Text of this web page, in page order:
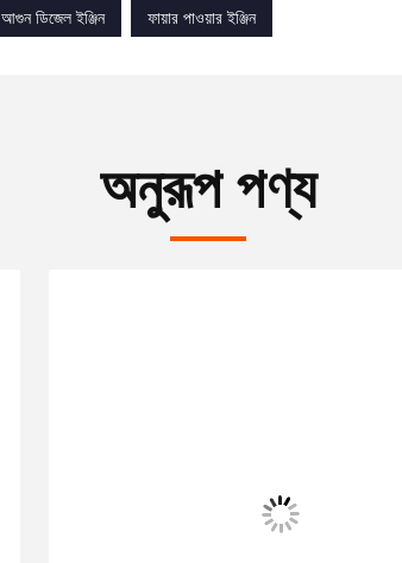
আগুন ডিজেল ইঞ্জিন ফায়ার পাওয়ার ইঞ্জিন
অনুরূপ পণ্য